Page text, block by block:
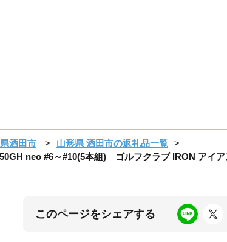
酒田市
山形県 酒田市の返礼品一覧
neo #6～#10(5本組) ゴルフクラブ IRON アイア
このページをシェアする